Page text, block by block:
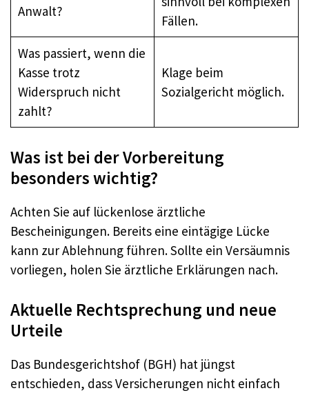
Anwalt?
Fällen.
Was passiert, wenn die
Kasse trotz
Widerspruch nicht
zahlt?
Klage beim
Sozialgericht möglich.
Was ist bei der Vorbereitung
besonders wichtig?
Achten Sie auf lückenlose ärztliche
Bescheinigungen. Bereits eine eintägige Lücke
kann zur Ablehnung führen. Sollte ein Versäumnis
vorliegen, holen Sie ärztliche Erklärungen nach.​
Aktuelle Rechtsprechung und neue
Urteile
Das Bundesgerichtshof (BGH) hat jüngst
entschieden, dass Versicherungen nicht einfach